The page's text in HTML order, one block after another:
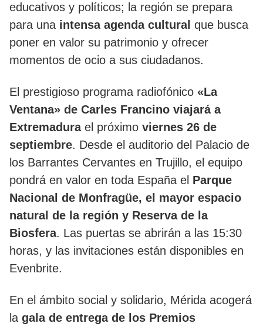
educativos y políticos; la región se prepara
para una intensa agenda cultural que busca
poner en valor su patrimonio y ofrecer
momentos de ocio a sus ciudadanos.
El prestigioso programa radiofónico «La
Ventana» de Carles Francino viajará a
Extremadurael próximo viernes 26 de
septiembre. Desde el auditorio del Palacio de
los Barrantes Cervantes en Trujillo, el equipo
pondrá en valor en toda España el Parque
Nacional de Monfragüe, el mayor espacio
natural de la región y Reserva de la
Biosfera. Las puertas se abrirán a las 15:30
horas, y las invitaciones están disponibles en
Evenbrite.
En el ámbito social y solidario, Mérida acogerá
la gala de entrega de los Premios